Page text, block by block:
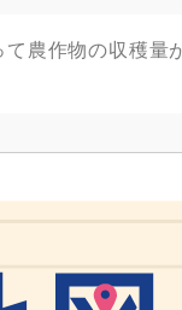
農作物の収穫量